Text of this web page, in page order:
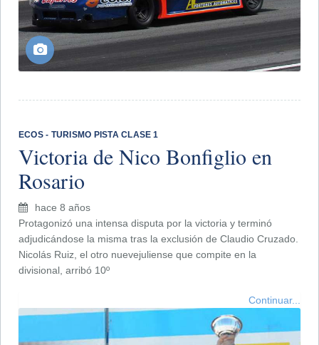
ECOS - TURISMO PISTA CLASE 1
Victoria de Nico Bonfiglio en
Rosario
hace 8 años
Protagonizó una intensa disputa por la victoria y terminó
adjudicándose la misma tras la exclusión de Claudio Cruzado.
Nicolás Ruiz, el otro nuevejuliense que compite en la
divisional, arribó 10º
Continuar...